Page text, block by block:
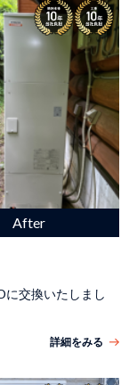
に交換いたしまし
詳細をみる